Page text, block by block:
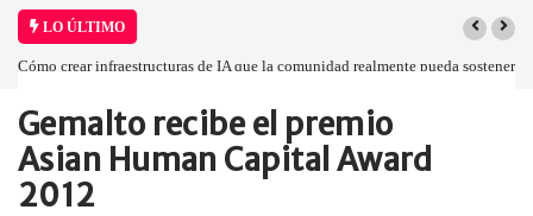
LO ÚLTIMO
Cómo crear infraestructuras de IA que la comunidad realmente pueda sostener
Home Empresa Gemalto recibe el…
Gemalto recibe el premio
Asian Human Capital Award
2012